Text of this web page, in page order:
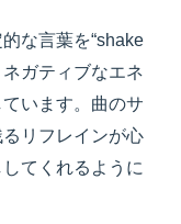
な言葉を“shake
ネガティブなエネ
います。曲のサ
リフレインが心
てくれるように